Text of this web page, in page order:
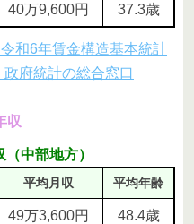
40万9,600円 37.3歳
和6年賃金構造基本統計
府統計の総合窓口
収
中部地方）
平均月収 平均年齢
49万3,600円 48.4歳